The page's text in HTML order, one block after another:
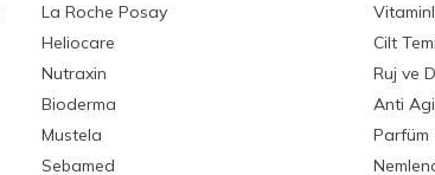
La Roche Posay
Heliocare
Nutraxin
Bioderma
Mustela
Sebamed
Cilt
Ruj ve
Anti
Parfüm